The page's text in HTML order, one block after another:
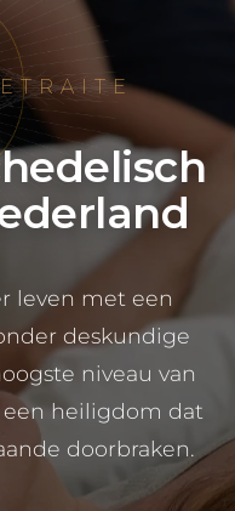
leven met een
deskundige
niveau van
heiligdom dat
doorbraken.